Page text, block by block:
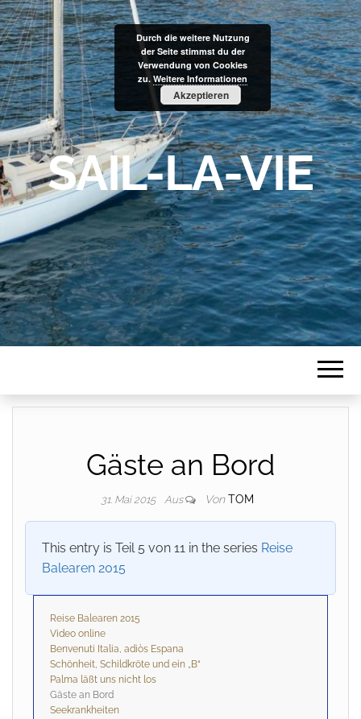
SAIL-LA-VIE
Gäste an Bord
31. Mai 2015 Aus Von TOM
This entry is Teil 5 von 11 in the series Reise
Balearen 2015
Reise Balearen 2015
Video online
Benvenuti Italia, adiòs Espana
Schönheit, Schildkröte und ein „B“
Palma läßt uns nicht los
Gäste an Bord
Seekrankheiten
Durch die weitere Nutzung
der Seite stimmst du der
Verwendung von Cookies
zu. Weitere Informationen
Akzeptieren